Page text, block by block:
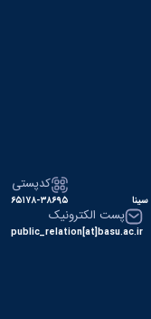
کدپستی
۶۵۱۷۸-۳۸۶۹۵
پست الکترونیک
public_relation[at]basu.ac.ir